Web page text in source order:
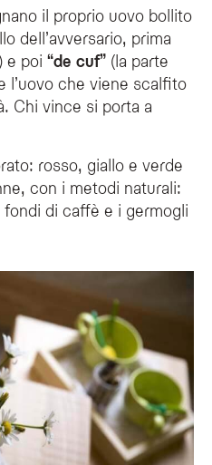
il proprio uovo bollito
dell’avversario, prima
e poi “de cuf” (la parte
l’uovo che viene scalfito
Chi vince si porta a
rosso, giallo e verde
con i metodi naturali:
di caffè e i germogli